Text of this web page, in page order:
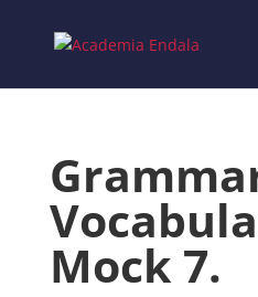
content
Mock 7.